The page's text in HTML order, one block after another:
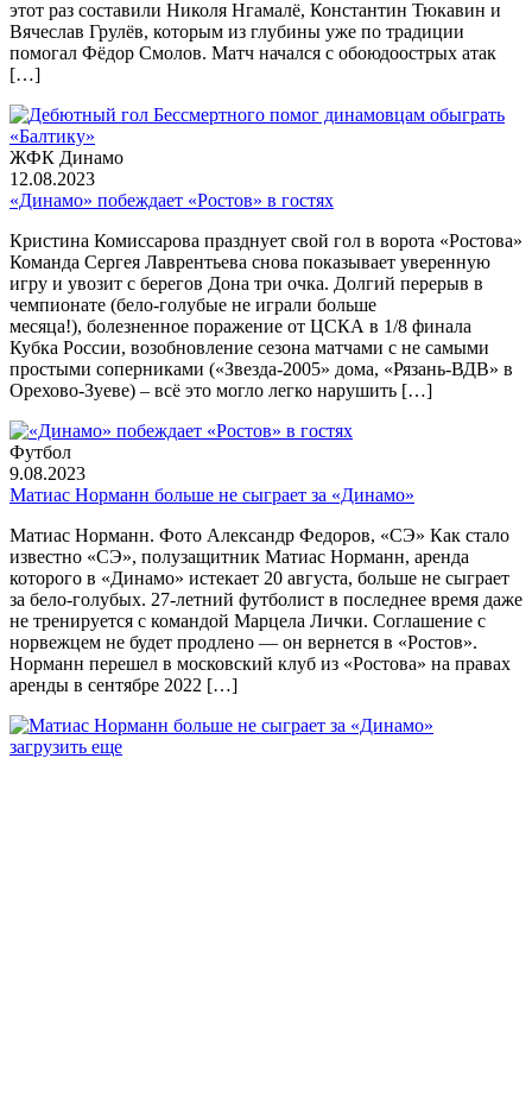
этот раз составили Николя Нгамалё, Константин Тюкавин и
Вячеслав Грулёв, которым из глубины уже по традиции
помогал Фёдор Смолов. Матч начался с обоюдоострых атак
[…]
ЖФК Динамо
12.08.2023
«Динамо» побеждает «Ростов» в гостях
Кристина Комиссарова празднует свой гол в ворота «Ростова»
Команда Сергея Лаврентьева снова показывает уверенную
игру и увозит с берегов Дона три очка. Долгий перерыв в
чемпионате (бело-голубые не играли больше
месяца!), болезненное поражение от ЦСКА в 1/8 финала
Кубка России, возобновление сезона матчами с не самыми
простыми соперниками («Звезда-2005» дома, «Рязань-ВДВ» в
Орехово-Зуеве) – всё это могло легко нарушить […]
Футбол
9.08.2023
Матиас Норманн больше не сыграет за «Динамо»
Матиас Норманн. Фото Александр Федоров, «СЭ» Как стало
известно «СЭ», полузащитник Матиас Норманн, аренда
которого в «Динамо» истекает 20 августа, больше не сыграет
за бело-голубых. 27-летний футболист в последнее время даже
не тренируется с командой Марцела Лички. Соглашение с
норвежцем не будет продлено — он вернется в «Ростов».
Норманн перешел в московский клуб из «Ростова» на правах
аренды в сентябре 2022 […]
загрузить еще